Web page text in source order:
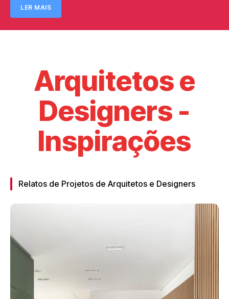
LER MAIS
Arquitetos e
Designers -
Inspirações
Relatos de Projetos de Arquitetos e Designers